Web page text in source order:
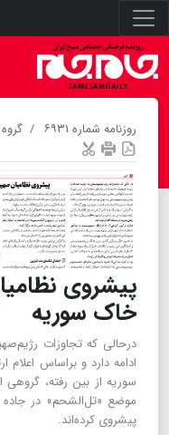
روزنامه شماره ۶۹۳۱
پیشروی
خاک سوریه
درحالی که تجاوزات
سوریه از بین رفته،
موضع «تل‌الشحم» در
پیشروی کرده‌اند.